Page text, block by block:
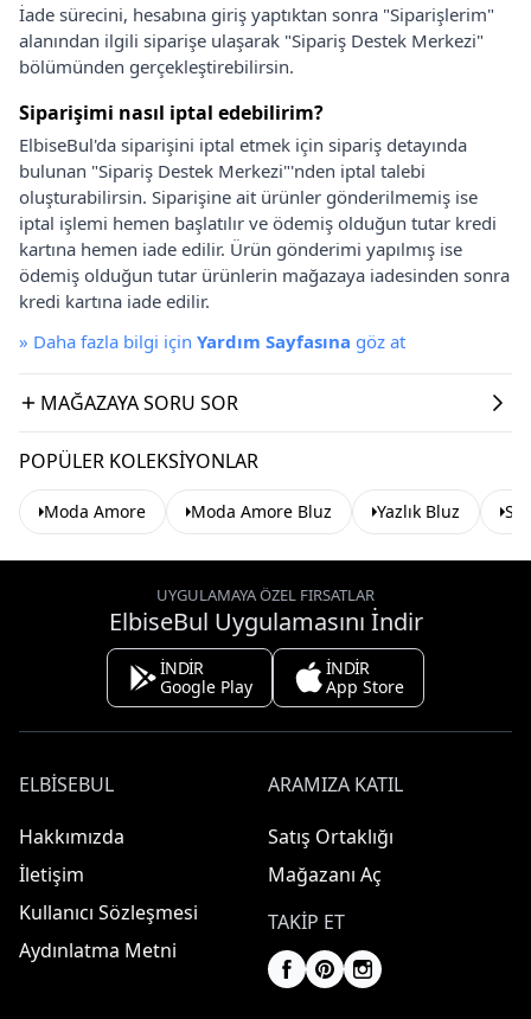
İade sürecini, hesabına giriş yaptıktan sonra "Siparişlerim"
alanından ilgili siparişe ulaşarak "Sipariş Destek Merkezi"
bölümünden gerçekleştirebilirsin.
Siparişimi nasıl iptal edebilirim?
ElbiseBul'da siparişini iptal etmek için sipariş detayında
bulunan "Sipariş Destek Merkezi"'nden iptal talebi
oluşturabilirsin. Siparişine ait ürünler gönderilmemiş ise
iptal işlemi hemen başlatılır ve ödemiş olduğun tutar kredi
kartına hemen iade edilir. Ürün gönderimi yapılmış ise
ödemiş olduğun tutar ürünlerin mağazaya iadesinden sonra
kredi kartına iade edilir.
» Daha fazla bilgi için Yardım Sayfasına göz at
MAĞAZAYA SORU SOR
POPÜLER KOLEKSIYONLAR
Moda Amore Moda Amore Bluz Yazlık Bluz
UYGULAMAYA ÖZEL FIRSATLAR
ElbiseBul Uygulamasını İndir
İNDİR
Google Play
İNDİR
App Store
ELBISEBUL
Hakkımızda
İletişim
Kullanıcı Sözleşmesi
Aydınlatma Metni
ARAMIZA KATIL
Satış Ortaklığı
Mağazanı Aç
TAKIP ET